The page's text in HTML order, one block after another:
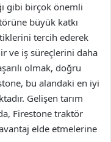
gibi birçok önemli
büyük katkı
tercih ederek
ve iş süreçlerini daha
olmak, doğru
bu alandaki en iyi
Gelişen tarım
Firestone traktör
elde etmelerine